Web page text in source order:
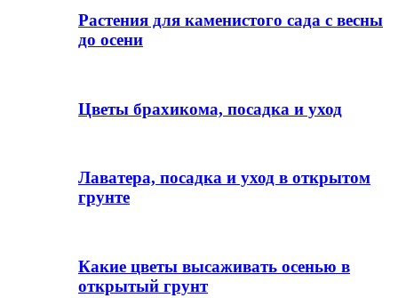
Растения для каменистого сада с весны
до осени
Цветы брахикома, посадка и уход
Лаватера, посадка и уход в открытом
грунте
Какие цветы высаживать осенью в
открытый грунт